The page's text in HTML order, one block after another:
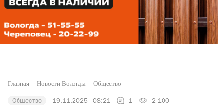
Главная Новости Вологды Общество
Общество 19.11.2025 - 08:21 1 2 100